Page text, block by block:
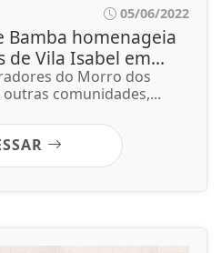
05/06/2022
homenageia
Vila Isabel em...
do Morro dos
comunidades,...